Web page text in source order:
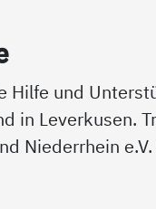
Hilfe und
in Leverkusen.
Niederrhein